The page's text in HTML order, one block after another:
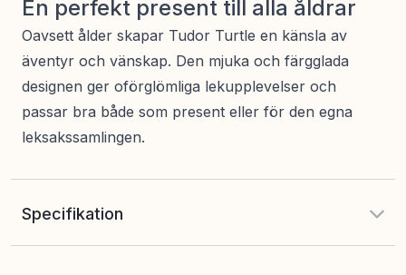
En perfekt present till alla åldrar
Oavsett ålder skapar Tudor Turtle en känsla av
äventyr och vänskap. Den mjuka och färgglada
designen ger oförglömliga lekupplevelser och
passar bra både som present eller för den egna
leksakssamlingen.
Specifikation